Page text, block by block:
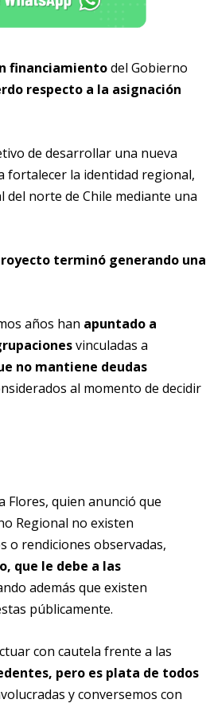
financiamientodel Gobierno
respecto a la asignación
de desarrollar una nueva
fortalecer la identidad regional,
norte de Chile mediante una
terminó generando una
años han apuntado a
vinculadas a
no mantiene deudas
al momento de decidir
Flores, quien anunció que
Regional no existen
o rendiciones observadas,
que le debe a las
además que existen
públicamente.
con cautela frente a las
pero es plata de todos
y conversemos con